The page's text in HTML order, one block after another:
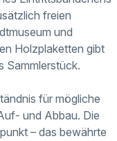
freien
und
Holzplaketten gibt
Sammlerstück.
für mögliche
und Abbau. Die
– das bewährte